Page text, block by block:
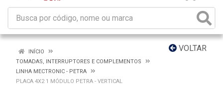
VOLTAR
INÍCIO
TOMADAS, INTERRUPTORES E COMPLEMENTOS
LINHA MECTRONIC - PETRA
PLACA 4X2 1 MÓDULO PETRA - VERTICAL